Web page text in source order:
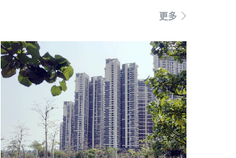
更多